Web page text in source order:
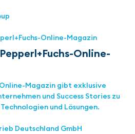
Online-
Magazin gibt exklusive
und Success Stories zu
und Lösungen.
Deutschland GmbH